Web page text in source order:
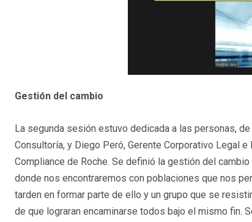
Gestión del cambio
La segunda sesión estuvo dedicada a las personas,
Consultoría, y Diego Peró, Gerente Corporativo Legal
Compliance de Roche. Se definió la gestión del
donde nos encontraremos con poblaciones que nos
tarden en formar parte de ello y un grupo que se
de que lograran encaminarse todos bajo el mismo fin.